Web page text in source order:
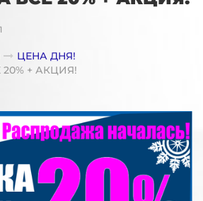
ЦЕНА ДНЯ!
+ АКЦИЯ!